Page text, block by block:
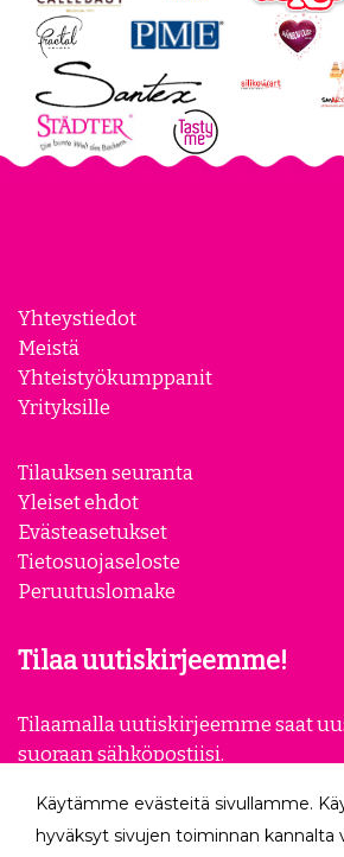
Yhteystiedot
Meistä
Yhteistyökumppanit
Yrityksille
Tilauksen seuranta
Yleiset ehdot
Evästeasetukset
Tietosuojaseloste
Peruutuslomake
Tilaa uutiskirjeemme!
Tilaamalla uutiskirjeemme saat
suoraan sähköpostiisi.
Käytämme evästeitä sivullamme.
hyväksyt sivujen toiminnan